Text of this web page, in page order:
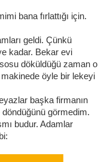
bana fırlattığı için.
geldi. Çünkü
kadar. Bekar evi
döküldüğü zaman o
makinede öyle bir lekeyi
başka firmanın
döndüğünü görmedim.
budur. Adamlar